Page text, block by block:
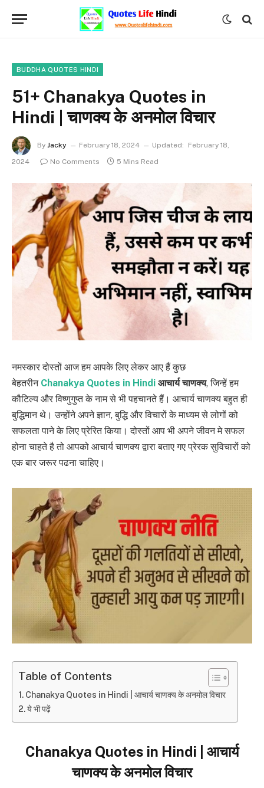
BUDDHA QUOTES HINDI
51+ Chanakya Quotes in
Hindi | चाणक्य के अनमोल विचार
By Jacky February 18, 2024 Updated:
February 18,
2024
No Comments 5 Mins Read
नमस्कार दोस्तों आज हम आपके लिए लेकर आए हैं कुछ
बेहतरीन Chanakya Quotes in Hindi आचार्य चाणक्य, जिन्हें हम
कौटिल्य और विष्णुगुप्त के नाम से भी पहचानते हैं। आचार्य चाणक्य बहुत ही
बुद्धिमान थे। उन्होंने अपने ज्ञान, बुद्धि और विचारों के माध्यम से लोगों को
सफलता पाने के लिए प्रेरित किया। दोस्तों आप भी अपने जीवन मे सफल
होना चाहते है तो आपको आचार्य चाणक्य द्वारा बताए गए प्रेरक सुविचारों को
एक बार जरूर पढना चाहिए।
Table of Contents
Chanakya Quotes in Hindi | आचार्य चाणक्य के अनमोल विचार
ये भी पढ़ें
Chanakya Quotes in Hindi | आचार्य
चाणक्य के अनमोल विचार